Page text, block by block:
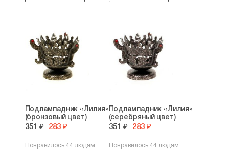
Подлампадник «Лилия»
(бронзовый цвет)
351 ₽ 283 ₽
Понравилось 44 людям
Подлампадник «Лилия»
(серебряный цвет)
351 ₽ 283 ₽
Понравилось 44 людям